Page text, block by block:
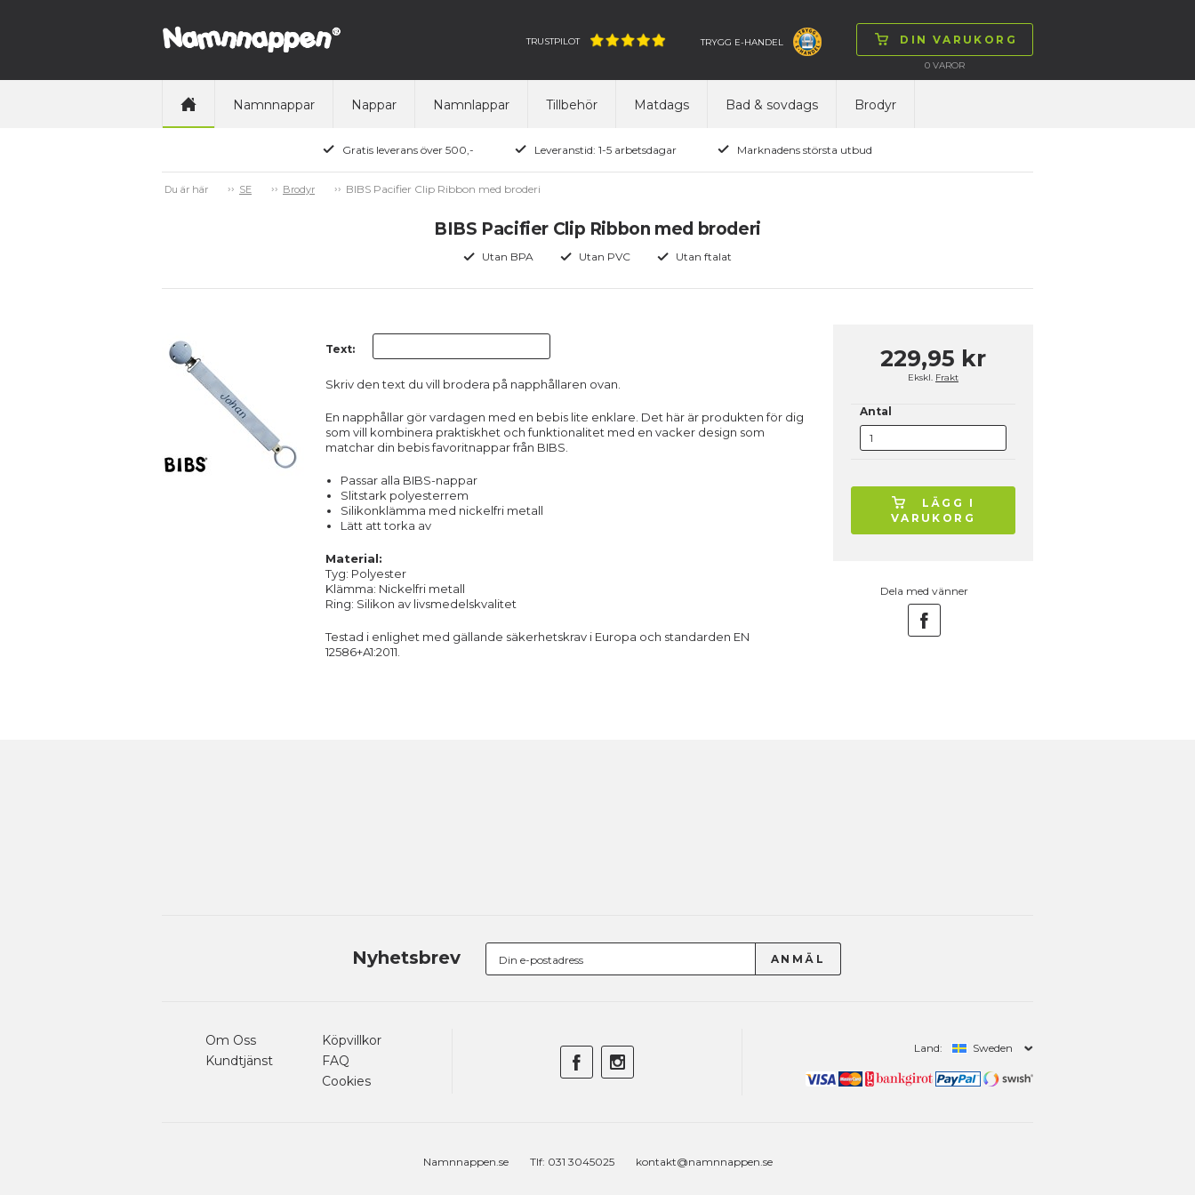
DIN VARUKORG
0VAROR
TRUSTPILOT TRYGG E-HANDEL
Namnnappar Nappar Namnlappar Tillbehör Matdags Bad & sovdags Brodyr
Gratis leverans över 500,- Leveranstid: 1-5 arbetsdagar Marknadens största utbud
Du är här SE Brodyr BIBS Pacifier Clip Ribbon med broderi
BIBS Pacifier Clip Ribbon med broderi
Utan BPA Utan PVC Utan ftalat
Text:
Skriv den text du vill brodera på napphållaren ovan.
En napphållar gör vardagen med en bebis lite enklare. Det här är produkten för dig
som vill kombinera praktiskhet och funktionalitet med en vacker design som
matchar din bebis favoritnappar från BIBS.
Passar alla BIBS-nappar
Slitstark polyesterrem
Silikonklämma med nickelfri metall
Lätt att torka av
Material:
Tyg: Polyester
Klämma: Nickelfri metall
Ring: Silikon av livsmedelskvalitet
Testad i enlighet med gällande säkerhetskrav i Europa och standarden EN
12586+A1:2011.
229,95 kr
Ekskl. Frakt
Antal
LÄGG I
VARUKORG
Dela med vänner
Nyhetsbrev
Om Oss
Kundtjänst
Köpvillkor
FAQ
Cookies
Land: Sweden
Namnnappen.se Tlf: 031 3045025 kontakt@namnnappen.se